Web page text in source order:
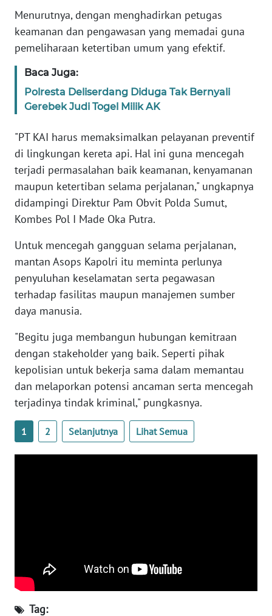
Menurutnya, dengan menghadirkan petugas
keamanan dan pengawasan yang memadai guna
pemeliharaan ketertiban umum yang efektif.
Baca Juga:
Polresta Deliserdang Diduga Tak Bernyali
Gerebek Judi Togel Milik AK
"PT KAI harus memaksimalkan pelayanan preventif
di lingkungan kereta api. Hal ini guna mencegah
terjadi permasalahan baik keamanan, kenyamanan
maupun ketertiban selama perjalanan," ungkapnya
didampingi Direktur Pam Obvit Polda Sumut,
Kombes Pol I Made Oka Putra.
Untuk mencegah gangguan selama perjalanan,
mantan Asops Kapolri itu meminta perlunya
penyuluhan keselamatan serta pegawasan
terhadap fasilitas maupun manajemen sumber
daya manusia.
"Begitu juga membangun hubungan kemitraan
dengan stakeholder yang baik. Seperti pihak
kepolisian untuk bekerja sama dalam memantau
dan melaporkan potensi ancaman serta mencegah
terjadinya tindak kriminal," pungkasnya.
1 2 Selanjutnya Lihat Semua
Tag:
SULTRA
WN
WN
SULBAR
WN
BABEL
WN
SUMBAR
WN
SUMSEL
WN
BENGKULU
WN
LAMPUNG
JATENG
JATIM
WN